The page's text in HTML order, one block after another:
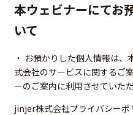
本ウェビナーにてお
いて
・ お預かりした個人情報は
式会社のサービスに関するご
ーのご案内に利用させていただ
jinjer株式会社プライバシーポ